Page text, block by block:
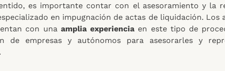
es importante contar con el asesoramiento y la
en impugnación de actas de liquidación. Los
con una amplia experiencia en este tipo de
de empresas y autónomos para asesorarles y